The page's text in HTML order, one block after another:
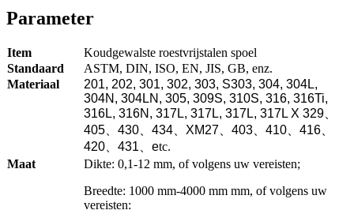
Parameter
Item
Koudgewalste roestvrijstalen spoel
Standaard
ASTM, DIN, ISO, EN, JIS, GB, enz.
Materiaal
201, 202, 301, 302, 303, S303, 304, 304L,
304N, 304LN, 305, 309S, 310S, 316, 316Ti,
316L, 316N, 317L, 317L, 317L, 317L X 329
405
430 434 XM27 403 410 416
420
431 etc.
Maat
Dikte: 0,1-12 mm, of volgens uw vereisten;
Breedte: 1000 mm-4000 mm mm, of volgens uw
vereisten: